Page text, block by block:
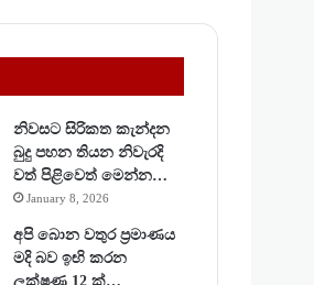
නිවසට සිරිකත කැන්දන
බුදු පහන තියන නිවැරදි
වත් පිළිවෙත් මෙන්න…
January 8, 2026
අපි බොන වතුර ප්‍රමාණය
මදි බව ඉඟි කරන
ලක්ෂණ 12 ක්…